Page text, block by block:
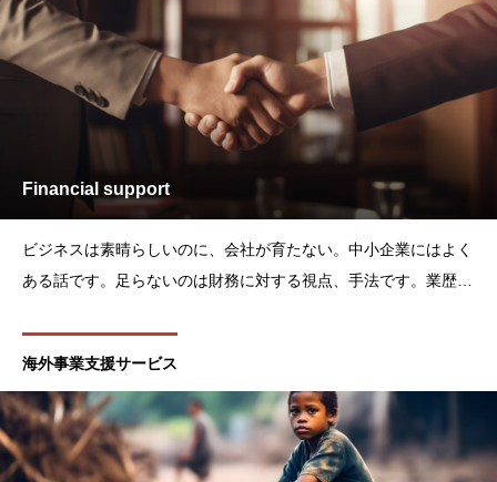
Financial support
ビジネスは素晴らしいのに、会社が育たない。中小企業にはよく
ある話です。足らないのは財務に対する視点、手法です。業歴が
のです。資金調達、補助金、ベンチャーキャピタル、増資、私募
海外事業支援サービス